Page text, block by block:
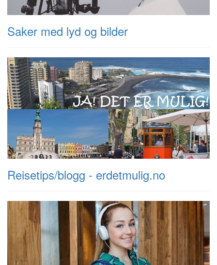
Saker med lyd og bilder
Reisetips/blogg - erdetmulig.no